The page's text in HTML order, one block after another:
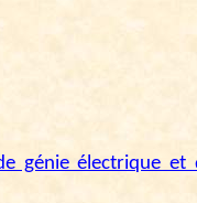
génie électrique et